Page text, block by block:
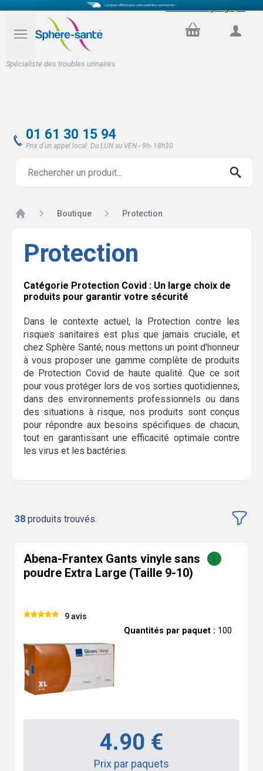
Spécialiste des troubles urinaires
Select Language
PANIER
01 61 30 15 94
Prix d'un appel local. Du LUN au VEN - 9h- 18h30
Accueil Boutique Protection
Protection
Catégorie Protection Covid : Un large choix de
produits pour garantir votre sécurité
Dans le contexte actuel, la Protection contre les
risques sanitaires est plus que jamais cruciale, et
chez Sphère Santé, nous mettons un point d’honneur
à vous proposer une gamme complète de produits
de Protection Covid de haute qualité. Que ce soit
pour vous protéger lors de vos sorties quotidiennes,
dans des environnements professionnels ou dans
des situations à risque, nos produits sont conçus
pour répondre aux besoins spécifiques de chacun,
tout en garantissant une efficacité optimale contre
les virus et les bactéries.
38 produits trouvés.
Abena-Frantex Gants vinyle sans
poudre Extra Large (Taille 9-10)
9 avis
Quantités par paquet : 100
4.90 €
Prix par paquets